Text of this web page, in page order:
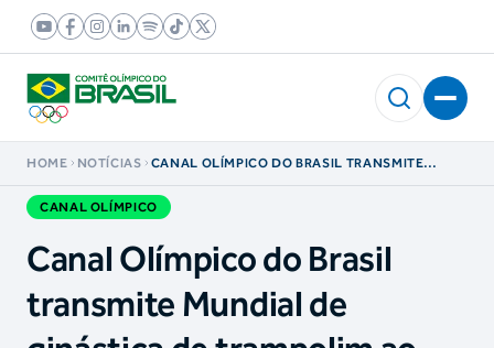
HOME NOTÍCIAS
CANAL OLÍMPICO DO BRASIL TRANSMITE
VIVO A PARTIR DESTA SEXTA-FEIRA
CANAL OLÍMPICO
Canal Olímpico do Brasil
transmite Mundial de